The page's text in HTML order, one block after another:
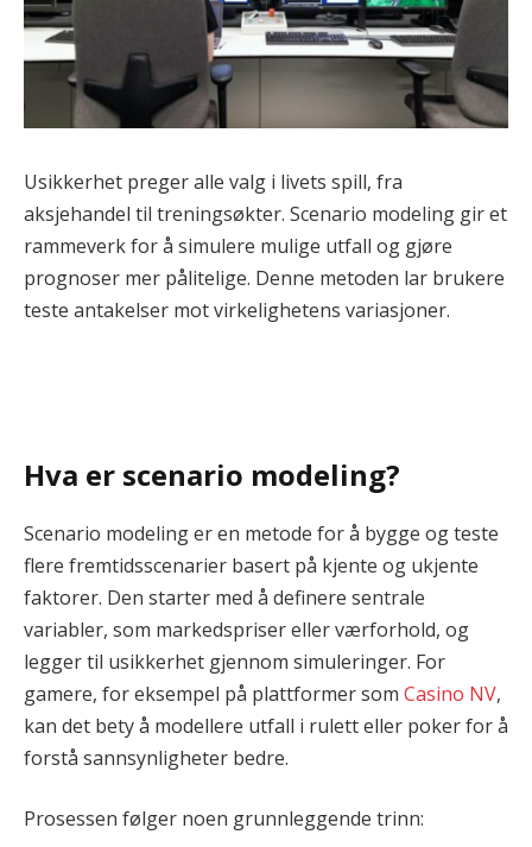
Usikkerhet preger alle valg i livets spill, fra
aksjehandel til treningsøkter. Scenario modeling gir et
rammeverk for å simulere mulige utfall og gjøre
prognoser mer pålitelige. Denne metoden lar brukere
teste antakelser mot virkelighetens variasjoner.
Hva er scenario modeling?
Scenario modeling er en metode for å bygge og teste
flere fremtidsscenarier basert på kjente og ukjente
faktorer. Den starter med å definere sentrale
variabler, som markedspriser eller værforhold, og
legger til usikkerhet gjennom simuleringer. For
gamere, for eksempel på plattformer som Casino NV,
kan det bety å modellere utfall i rulett eller poker for å
forstå sannsynligheter bedre.
Prosessen følger noen grunnleggende trinn: